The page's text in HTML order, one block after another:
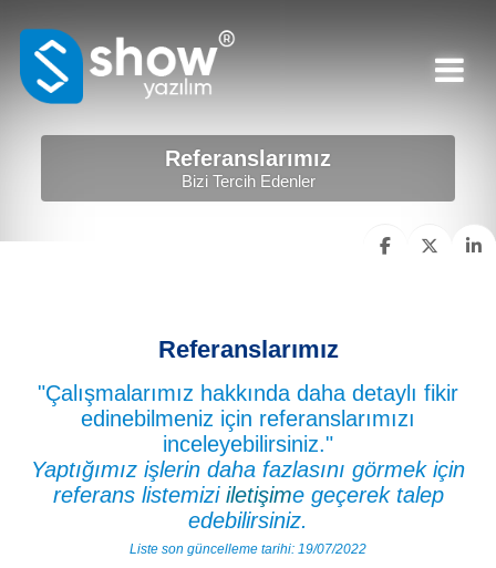
Referanslarımız
Bizi Tercih Edenler
Referanslarımız
"Çalışmalarımız hakkında daha detaylı fikir
edinebilmeniz için referanslarımızı
inceleyebilirsiniz."
Yaptığımız işlerin daha fazlasını görmek için
referans listemizi iletişime geçerek talep
edebilirsiniz.
Liste son güncelleme tarihi: 19/07/2022